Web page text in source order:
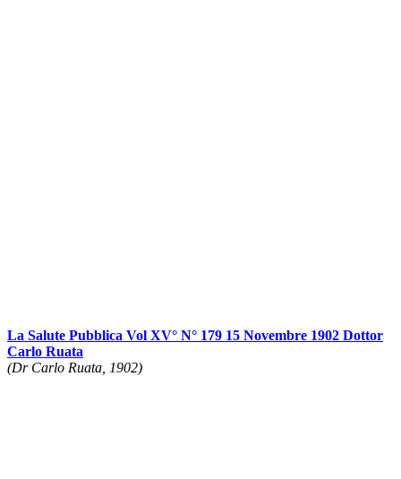
La Salute Pubblica Vol XV° N° 179 15 Novembre 1902 Dottor
Carlo Ruata
(Dr Carlo Ruata, 1902)